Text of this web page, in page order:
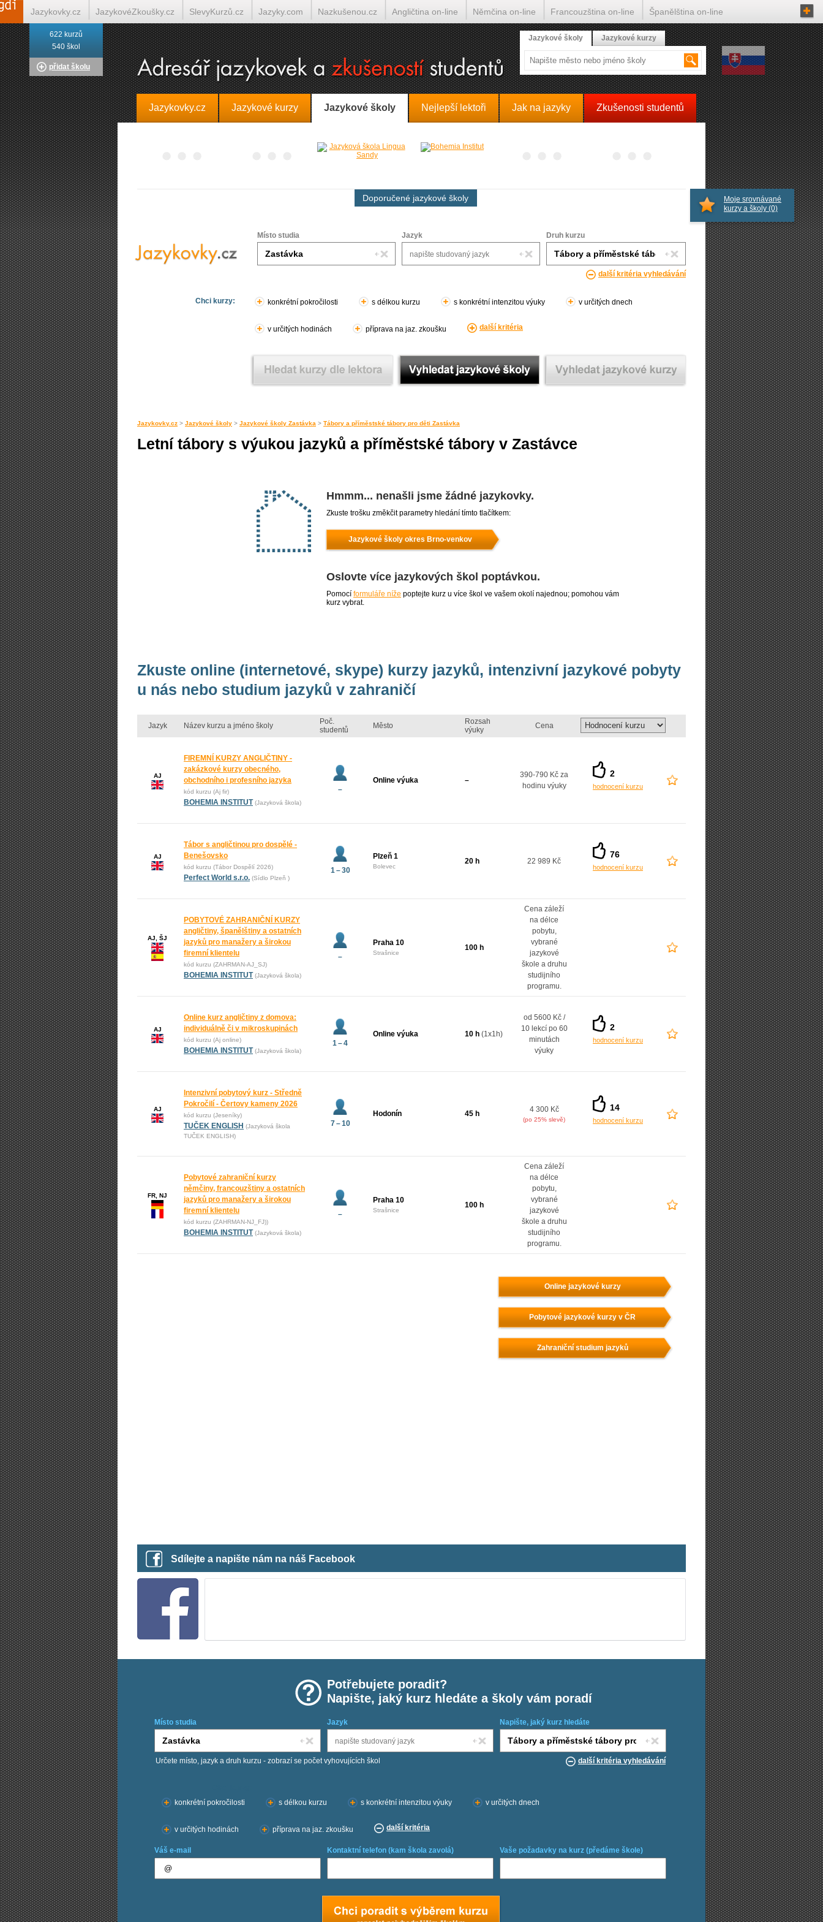
Jazykovky.cz Jazykové kurzy Jazykové školy Nejlepší lektoři Jak na jazyky Zkušenosti studentů
Doporučené jazykové školy
Místo studia Jazyk Druh kurzu
další kritéria vyhledávání
Chci kurzy: konkrétní pokročilosti s délkou kurzu s konkrétní intenzitou výuky v určitých dnech
v určitých hodinách příprava na jaz. zkoušku další kritéria
Jazykovky.cz > Jazykové školy > Jazykové školy Zastávka > Tábory a příměstské tábory pro děti Zastávka
Letní tábory s výukou jazyků a příměstské tábory v Zastávce
Hmmm... nenašli jsme žádné jazykovky.
Zkuste trošku změkčit parametry hledání tímto tlačítkem:
Jazykové školy okres Brno-venkov
Oslovte více jazykových škol poptávkou.
Pomocí formuláře níže poptejte kurz u více škol ve vašem okolí najednou; pomohou vám
kurz vybrat.
Zkuste online (internetové, skype) kurzy jazyků, intenzivní jazykové pobyty
u nás nebo studium jazyků v zahraničí
Jazyk Název kurzu a jméno školy
Poč.
studentů
Město
Rozsah
výuky
Cena
AJ
FIREMNÍ KURZY ANGLIČTINY -
zakázkové kurzy obecného,
obchodního i profesního jazyka
kód kurzu (Aj fir)
BOHEMIA INSTITUT (Jazyková škola)
–
Online výuka –
390-790 Kč za
hodinu výuky
2
hodnocení kurzu
AJ
Tábor s angličtinou pro dospělé -
Benešovsko
kód kurzu (Tábor Dospělí 2026)
Perfect World s.r.o. (Sídlo Plzeň )
1 – 30
Plzeň 1
Bolevec
20 h 22 989 Kč
76
hodnocení kurzu
AJ, ŠJ
POBYTOVÉ ZAHRANIČNÍ KURZY
angličtiny, španělštiny a ostatních
jazyků pro manažery a širokou
firemní klientelu
kód kurzu (ZAHRMAN-AJ_SJ)
BOHEMIA INSTITUT (Jazyková škola)
–
Praha 10
Strašnice
100 h
Cena záleží
na délce
pobytu,
vybrané
jazykové
škole a druhu
studijního
programu.
AJ
Online kurz angličtiny z domova:
individuálně či v mikroskupinách
kód kurzu (Aj online)
BOHEMIA INSTITUT (Jazyková škola)
1 – 4
Online výuka 10 h (1x1h)
od 5600 Kč /
10 lekcí po 60
minutách
výuky
2
hodnocení kurzu
AJ
Intenzivní pobytový kurz - Středně
Pokročilí - Čertovy kameny 2026
kód kurzu (Jeseníky)
TUČEK ENGLISH (Jazyková škola
TUČEK ENGLISH)
7 – 10
Hodonín 45 h 4 300 Kč
(po 25% slevě)
14
hodnocení kurzu
FR, NJ
Pobytové zahraniční kurzy
němčiny, francouzštiny a ostatních
jazyků pro manažery a širokou
firemní klientelu
kód kurzu (ZAHRMAN-NJ_FJ))
BOHEMIA INSTITUT (Jazyková škola)
–
Praha 10
Strašnice
100 h
Cena záleží
na délce
pobytu,
vybrané
jazykové
škole a druhu
studijního
programu.
Online jazykové kurzy
Pobytové jazykové kurzy v ČR
Zahraniční studium jazyků
Sdílejte a napište nám na náš Facebook
Potřebujete poradit?
Napište, jaký kurz hledáte a školy vám poradí
Místo studia Jazyk Napište, jaký kurz hledáte
Určete místo, jazyk a druh kurzu - zobrazí se počet vyhovujících škol další kritéria vyhledávání
konkrétní pokročilosti
s délkou kurzu s konkrétní intenzitou výuky v určitých dnech
v určitých hodinách příprava na jaz. zkoušku další kritéria
Váš e-mail Kontaktní telefon (kam škola zavolá) Vaše požadavky na kurz (předáme škole)
Moje srovnávané
kurzy a školy (0)
622 kurzů
540 škol
přidat školu
Jazykové školy Jazykové kurzy
Jazykovky.cz JazykovéZkoušky.cz SlevyKurzů.cz Jazyky.com Nazkušenou.cz Angličtina on-line Němčina on-line Francouzština on-line Španělština on-line
Italština on-line Tlumočení-Překlady.cz Překládá.cz Tlumočí.cz